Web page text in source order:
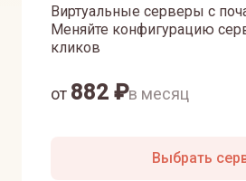
Виртуальные серверы с
Меняйте конфигурацию
кликов
от 882 ₽в месяц
Выбрать